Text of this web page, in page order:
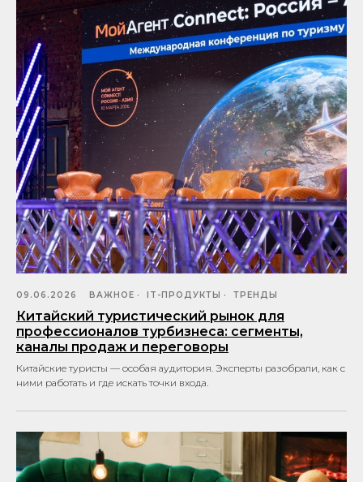
09.06.2026 ВАЖНОЕ IT-ПРОДУКТЫ ТРЕНДЫ
Китайский туристический рынок для
профессионалов турбизнеса: сегменты,
каналы продаж и переговоры
Китайские туристы — особая аудитория. Эксперты разобрали, как с
ними работать и где искать точки входа.